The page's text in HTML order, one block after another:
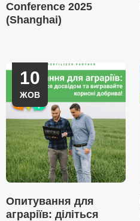
Conference 2025
(Shanghai)
10
ЖОВ
Опитування для
аграріїв: діліться